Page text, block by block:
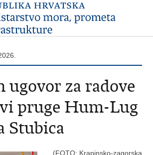
ugovor za radove
pruge Hum-Lug
Stubica
(FOTO: Krapinsko-zagorska